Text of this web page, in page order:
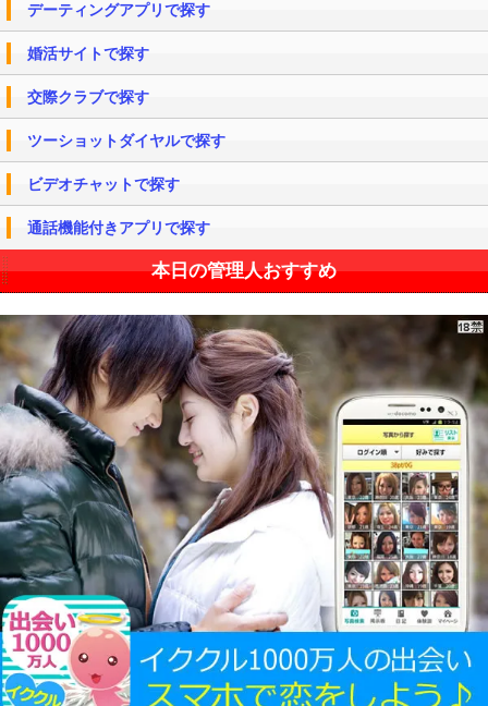
デーティングアプリで探す
婚活サイトで探す
交際クラブで探す
ツーショットダイヤルで探す
ビデオチャットで探す
通話機能付きアプリで探す
本日の管理人おすすめ